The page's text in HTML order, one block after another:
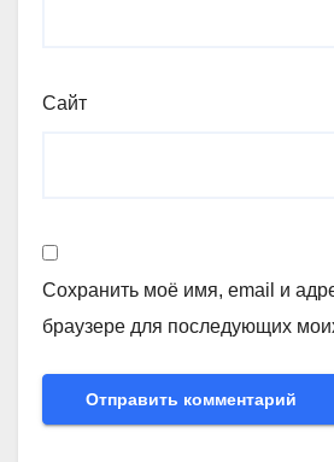
Сайт
Сохранить моё имя, email и
браузере для последующих